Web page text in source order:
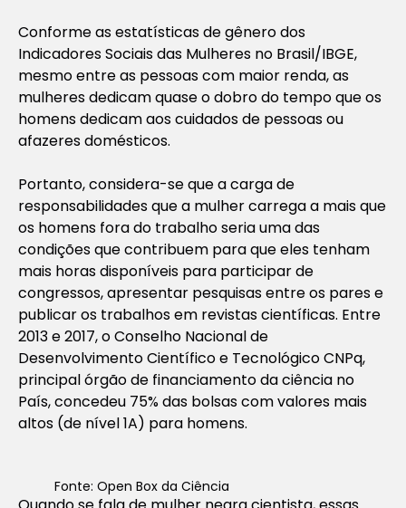
Conforme as estatísticas de gênero dos
Indicadores Sociais das Mulheres no Brasil/IBGE,
mesmo entre as pessoas com maior renda, as
mulheres dedicam quase o dobro do tempo que os
homens dedicam aos cuidados de pessoas ou
afazeres domésticos.
Portanto, considera-se que a carga de
responsabilidades que a mulher carrega a mais que
os homens fora do trabalho seria uma das
condições que contribuem para que eles tenham
mais horas disponíveis para participar de
congressos, apresentar pesquisas entre os pares e
publicar os trabalhos em revistas científicas. Entre
2013 e 2017, o Conselho Nacional de
Desenvolvimento Científico e Tecnológico CNPq,
principal órgão de financiamento da ciência no
País, concedeu 75% das bolsas com valores mais
altos (de nível 1A) para homens.
Fonte: Open Box da Ciência